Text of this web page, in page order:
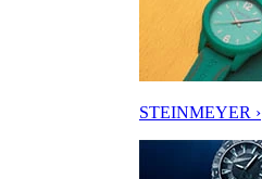
STEINMEYER ›